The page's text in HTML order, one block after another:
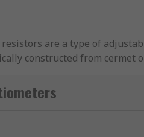
are a type of
constructed from cermet
as a 'set and forget'